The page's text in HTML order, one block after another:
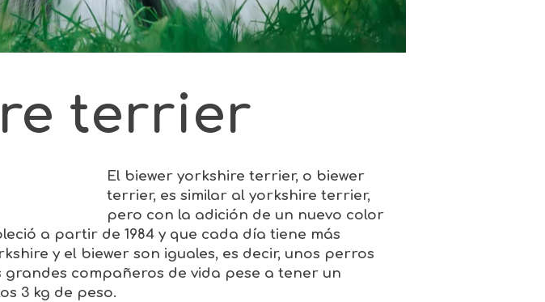
terrier
El biewer yorkshire terrier, o biewer
terrier, es similar al yorkshire terrier,
pero con la adición de un nuevo color
a partir de 1984 y que cada día tiene más
y el biewer son iguales, es decir, unos perros
grandes compañeros de vida pese a tener un
3 kg de peso.